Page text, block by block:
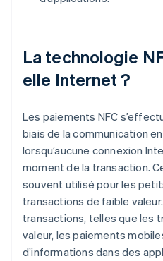
La technologie
elle Internet ?
Les paiements NFC
biais de la communication
lorsqu’aucune connexion
moment de la transaction.
souvent utilisé pour les
transactions de faible
transactions, telles que les
valeur, les paiements
d’informations dans des